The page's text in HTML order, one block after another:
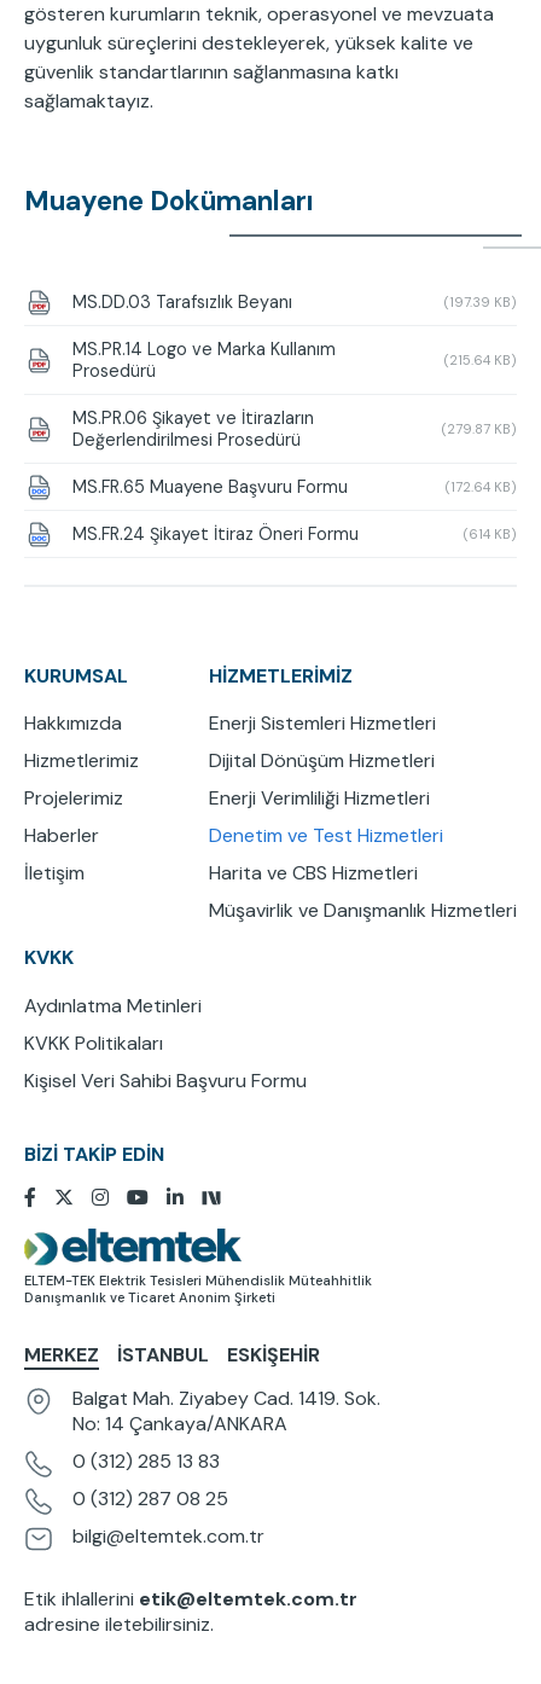
gösteren kurumların teknik, operasyonel ve mevzuata
uygunluk süreçlerini destekleyerek, yüksek kalite ve
güvenlik standartlarının sağlanmasına katkı
sağlamaktayız.
Muayene Dokümanları
MS.DD.03 Tarafsızlık Beyanı (197.39 KB)
MS.PR.14 Logo ve Marka Kullanım
Prosedürü
(215.64 KB)
MS.PR.06 Şikayet ve İtirazların
Değerlendirilmesi Prosedürü
(279.87 KB)
MS.FR.65 Muayene Başvuru Formu (172.64 KB)
MS.FR.24 Şikayet İtiraz Öneri Formu (614 KB)
KURUMSAL
Hakkımızda
Hizmetlerimiz
Projelerimiz
Haberler
İletişim
HİZMETLERİMİZ
Enerji Sistemleri Hizmetleri
Dijital Dönüşüm Hizmetleri
Enerji Verimliliği Hizmetleri
Denetim ve Test Hizmetleri
Harita ve CBS Hizmetleri
Müşavirlik ve Danışmanlık Hizmetleri
KVKK
Aydınlatma Metinleri
KVKK Politikaları
Kişisel Veri Sahibi Başvuru Formu
BİZİ TAKİP EDİN
Resim
ELTEM-TEK Elektrik Tesisleri Mühendislik Müteahhitlik
Danışmanlık ve Ticaret Anonim Şirketi
MERKEZ İSTANBUL
ESKIŞEHIR
Balgat Mah. Ziyabey Cad. 1419. Sok.
No: 14 Çankaya/ANKARA
0 (312) 285 13 83
0 (312) 287 08 25
bilgi@eltemtek.com.tr
Etik ihlallerini etik@eltemtek.com.tr
adresine iletebilirsiniz.